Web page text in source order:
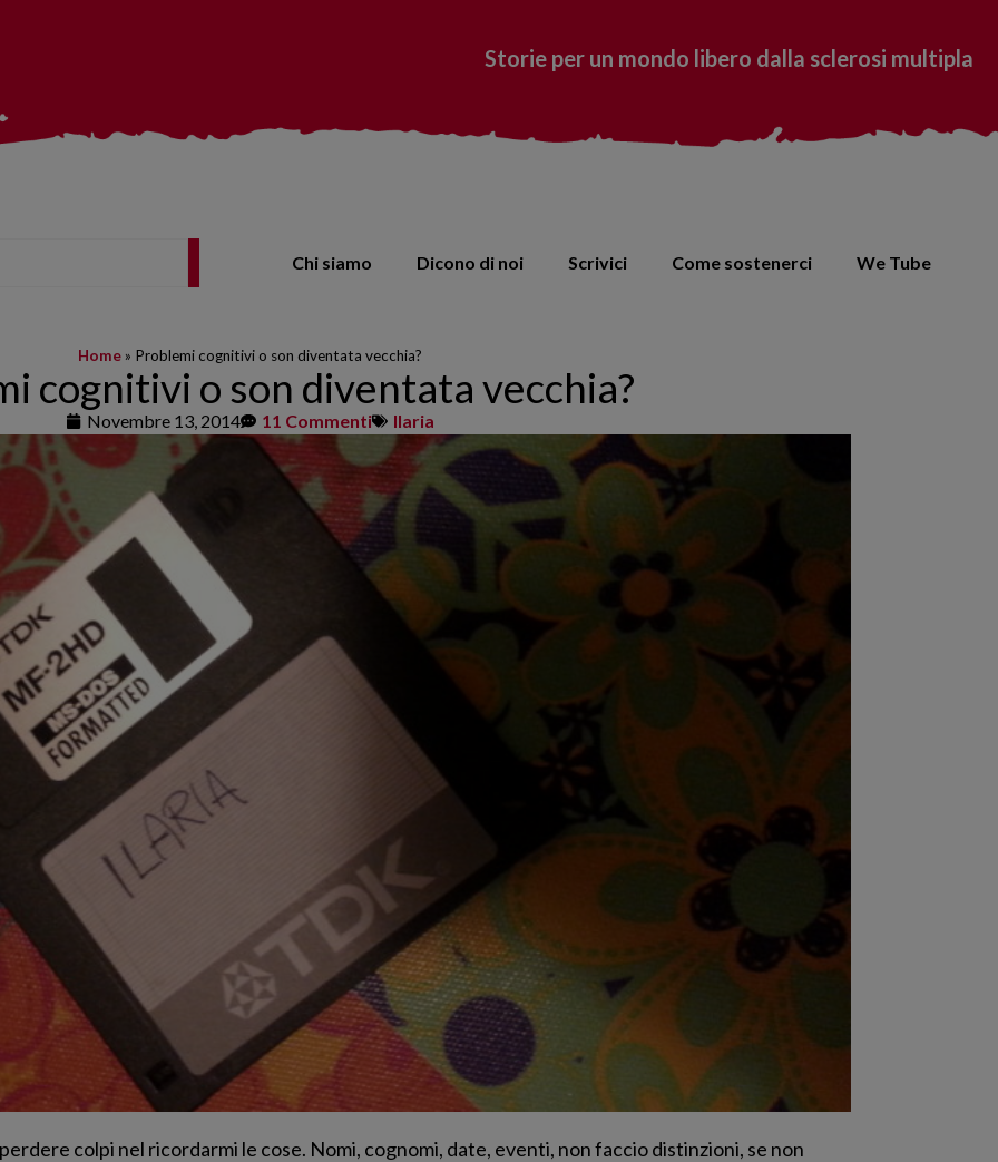
Storie per un mondo libero dalla sclerosi multipla
Chi siamo Dicono di noi Scrivici Come sostenerci We Tube
Home» Problemi cognitivi o son diventata vecchia?
cognitivi o son diventata vecchia?
Novembre 13, 2014 11 Commenti Ilaria
colpi nel ricordarmi le cose. Nomi, cognomi, date, eventi, non faccio distinzioni, se non